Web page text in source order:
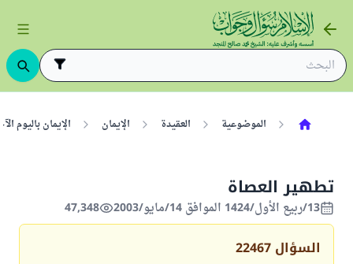
الموضوعية العقيدة الإيمان الإيمان باليوم
تطهير العصاة
13/ربيع الأول/1424 الموافق 14/مايو/2003 47,348
السؤال 22467